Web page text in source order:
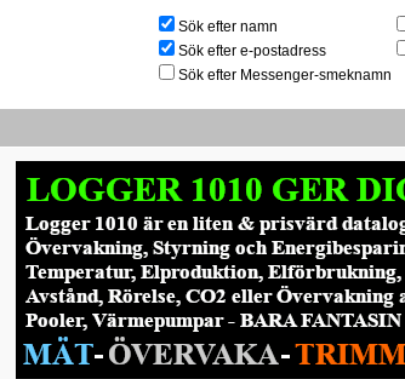
Sök efter namn
Sök efter e-postadress
Sök efter Messenger-smeknamn